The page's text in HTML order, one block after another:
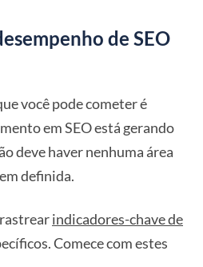
de SEO
você pode cometer é
em SEO está gerando
deve haver nenhuma área
definida.
indicadores-chave de
Comece com estes